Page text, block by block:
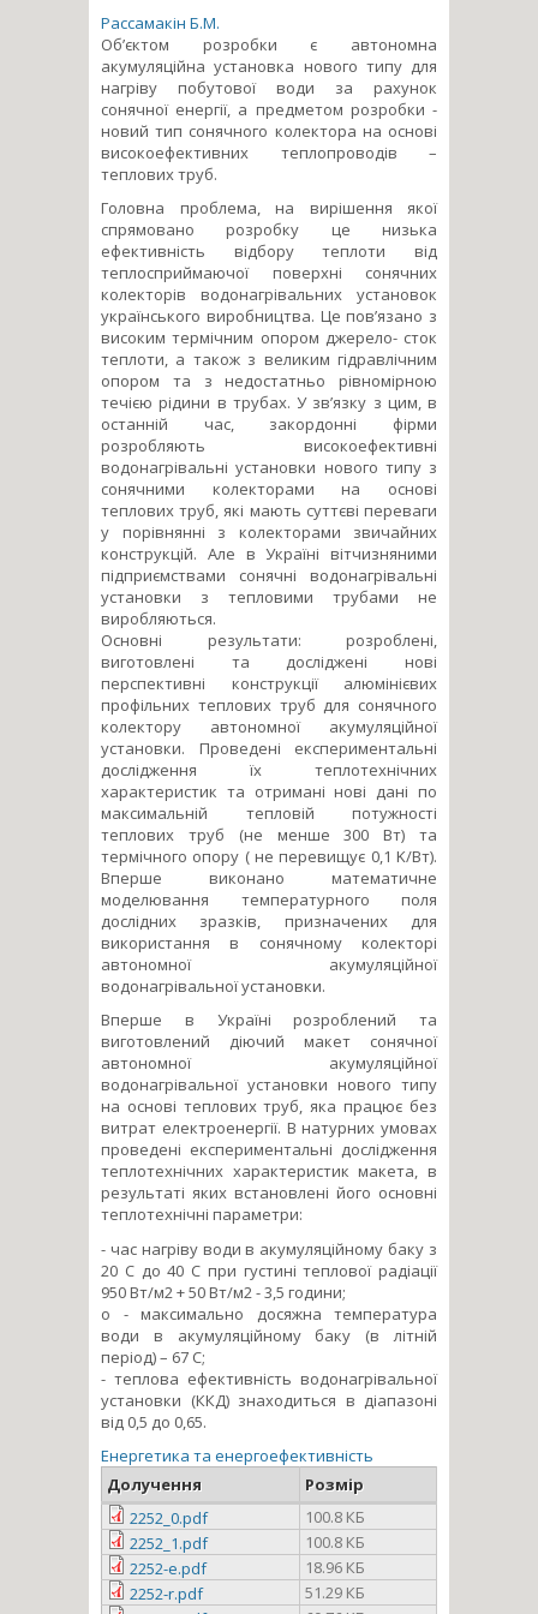
Рассамакін Б.М.
Об’єктом розробки є автономна
акумуляційна установка нового типу для
нагріву побутової води за рахунок
сонячної енергії, а предметом розробки -
новий тип сонячного колектора на основі
високоефективних теплопроводів –
теплових труб.
Головна проблема, на вирішення якої
спрямовано розробку це низька
ефективність відбору теплоти від
теплосприймаючої поверхні сонячних
колекторів водонагрівальних установок
українського виробництва. Це пов’язано з
високим термічним опором джерело- сток
теплоти, а також з великим гідравлічним
опором та з недостатньо рівномірною
течією рідини в трубах. У зв’язку з цим, в
останній час, закордонні фірми
розробляють високоефективні
водонагрівальні установки нового типу з
сонячними колекторами на основі
теплових труб, які мають суттєві переваги
у порівнянні з колекторами звичайних
конструкцій. Але в Україні вітчизняними
підприємствами сонячні водонагрівальні
установки з тепловими трубами не
виробляються.
Основні результати: розроблені,
виготовлені та досліджені нові
перспективні конструкції алюмінієвих
профільних теплових труб для сонячного
колектору автономної акумуляційної
установки. Проведені експериментальні
дослідження їх теплотехнічних
характеристик та отримані нові дані по
максимальній тепловій потужності
теплових труб (не менше 300 Вт) та
термічного опору ( не перевищує 0,1 K/Вт).
Вперше виконано математичне
моделювання температурного поля
дослідних зразків, призначених для
використання в сонячному колекторі
автономної акумуляційної
водонагрівальної установки.
Вперше в Україні розроблений та
виготовлений діючий макет сонячної
автономної акумуляційної
водонагрівальної установки нового типу
на основі теплових труб, яка працює без
витрат електроенергії. В натурних умовах
проведені експериментальні дослідження
теплотехнічних характеристик макета, в
результаті яких встановлені його основні
теплотехнічні параметри:
- час нагріву води в акумуляційному баку з
20 С до 40 С при густині теплової радіації
950 Вт/м2 + 50 Вт/м2 - 3,5 години;
о - максимально досяжна температура
води в акумуляційному баку (в літній
період) – 67 С;
- теплова ефективність водонагрівальної
установки (ККД) знаходиться в діапазоні
від 0,5 до 0,65.
Енергетика та енергоефективність
Долучення
Розмір
2252_0.pdf
100.8 КБ
2252_1.pdf
100.8 КБ
2252-e.pdf
18.96 КБ
2252-r.pdf
51.29 КБ